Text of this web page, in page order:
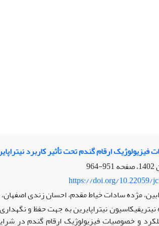
ارقام گندم تحت تأثیر کاربرد
951-964
https://doi.org/10.22059/
مژده سادات خیاط مقدم، احسان زندی
نیتریفیکاسیون نیتراپایرین به جهت حفظ و
و خصوصیات فیزیولوژیک ارقام گندم در